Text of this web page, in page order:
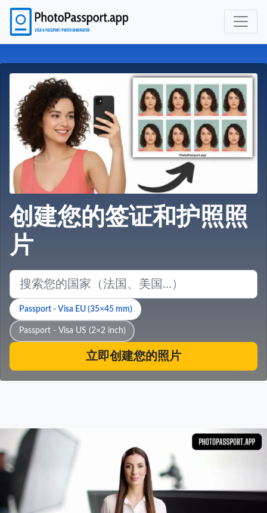
创建您的签证和护照照
片
Passport - Visa EU (35×45 mm)
Passport - Visa US (2×2 inch)
立即创建您的照片